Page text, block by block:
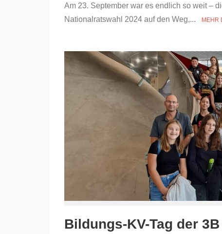
Am 23. September war es endlich so weit –
Nationalratswahl 2024 auf den Weg,...
MEHR
Bildungs-KV-Tag der